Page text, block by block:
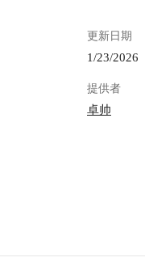
更新日期
1/23/2026
提供者
卓帅